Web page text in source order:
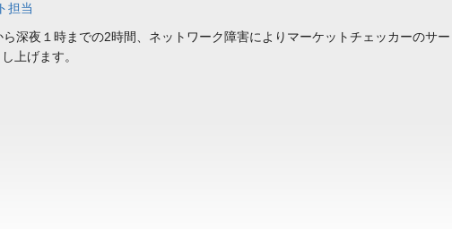
担当
深夜１時までの2時間、ネットワーク障害によりマーケットチェッカーのサ
上げます。